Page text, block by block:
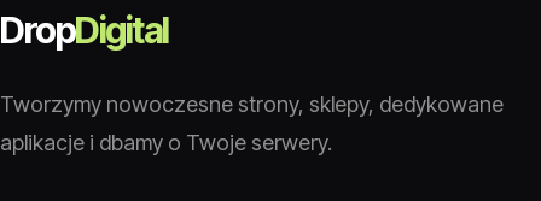
DropDigital
Tworzymy nowoczesne strony, sklepy, dedykowane
aplikacje i dbamy o Twoje serwery.